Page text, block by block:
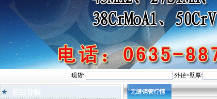
现货: 外径×壁厚:
栏目导航 无缝钢管行情